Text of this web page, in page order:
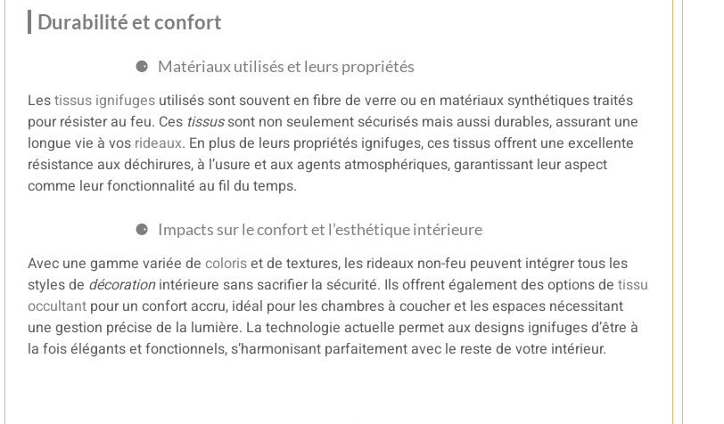
Durabilité et confort
Matériaux utilisés et leurs propriétés
Lestissus ignifuges utilisés sont souvent en fibre de verre ou en matériaux synthétiques traités
pour résister au feu. Ces tissussont non seulement sécurisés mais aussi durables, assurant une
longue vie à vos rideaux. En plus de leurs propriétés ignifuges, ces tissus offrent une excellente
résistance aux déchirures, à l’usure et aux agents atmosphériques, garantissant leur aspect
comme leur fonctionnalité au fil du temps.
Impacts sur le confort et l’esthétique intérieure
Avec une gamme variée de coloriset de textures, les rideaux non-feu peuvent intégrer tous les
styles de décorationintérieure sans sacrifier la sécurité. Ils offrent également des options de tissu
occultant pour un confort accru, idéal pour les chambres à coucher et les espaces nécessitant
une gestion précise de la lumière. La technologie actuelle permet aux designs ignifuges d’être à
la fois élégants et fonctionnels, s’harmonisant parfaitement avec le reste de votre intérieur.